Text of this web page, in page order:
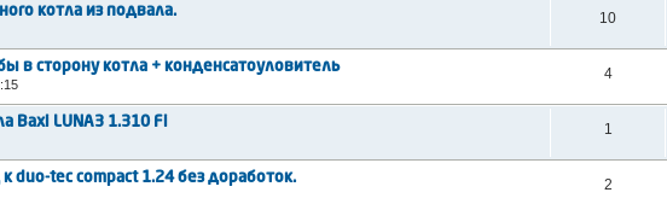
котла из подвала. 10
в сторону котла + конденсатоуловитель 4
Baxi LUNA3 1.310 Fi 1
duo-tec compact 1.24 без доработок. 2